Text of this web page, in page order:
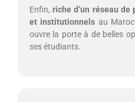
Enfin,riche d’un réseau
et institutionnels au Maroc
ouvre la porte à de belles
ses étudiants.